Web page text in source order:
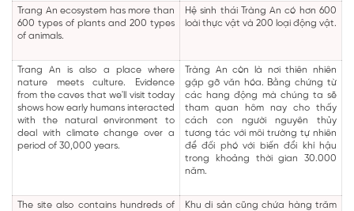
Trang An ecosystem has more than
600 types of plants and 200 types
of animals.
Hệ sinh thái Tràng An có hơn 600
loài thực vật và 200 loại động vật.
Trang An is also a place where
nature meets culture. Evidence
from the caves that we'll visit today
shows how early humans interacted
with the natural environment to
deal with climate change over a
period of 30,000 years.
Tràng An còn là nơi thiên nhiên
gặp gỡ văn hóa. Bằng chứng từ
các hang động mà chúng ta sẽ
tham quan hôm nay cho thấy
cách con người nguyên thủy
tương tác với môi trường tự nhiên
để đối phó với biến đổi khí hậu
trong khoảng thời gian 30.000
năm.
The site also contains hundreds of
Khu di sản cũng chứa hàng trăm